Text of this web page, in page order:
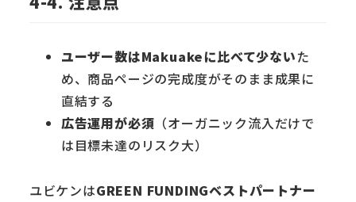
ユーザー数はMakuakeに比べて少ないた
め、商品ページの完成度がそのまま成果に
直結する
広告運用が必須 （オーガニック流入だけで
は目標未達のリスク大）
ユビケンはGREEN FUNDINGベストパートナー